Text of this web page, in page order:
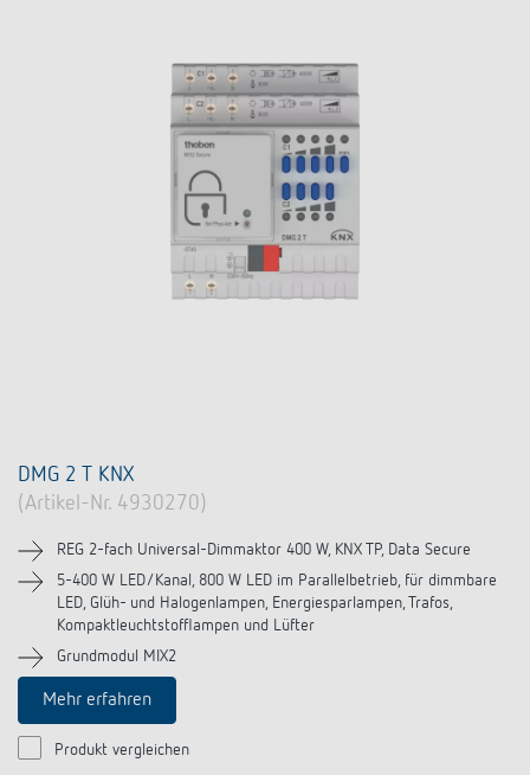
DMG 2 T KNX
(Artikel-Nr. 4930270)
REG 2-fach Universal-Dimmaktor 400 W, KNX TP, Data Secure
5-400 W LED/Kanal, 800 W LED im Parallelbetrieb, für dimmbare
LED, Glüh- und Halogenlampen, Energiesparlampen, Trafos,
Kompaktleuchtstofflampen und Lüfter
Grundmodul MIX2
Mehr erfahren
Produkt vergleichen